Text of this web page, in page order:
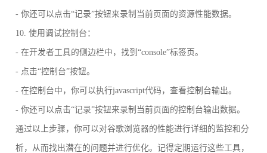
- 你还可以点击“记录”按钮来录制当前页面的资源性能数据。
10. 使用调试控制台：
- 在开发者工具的侧边栏中，找到“console”标签页。
- 点击“控制台”按钮。
- 在控制台中，你可以执行javascript代码，查看控制台输出。
- 你还可以点击“记录”按钮来录制当前页面的控制台输出数据。
通过以上步骤，你可以对谷歌浏览器的性能进行详细的监控和分
析，从而找出潜在的问题并进行优化。记得定期运行这些工具，